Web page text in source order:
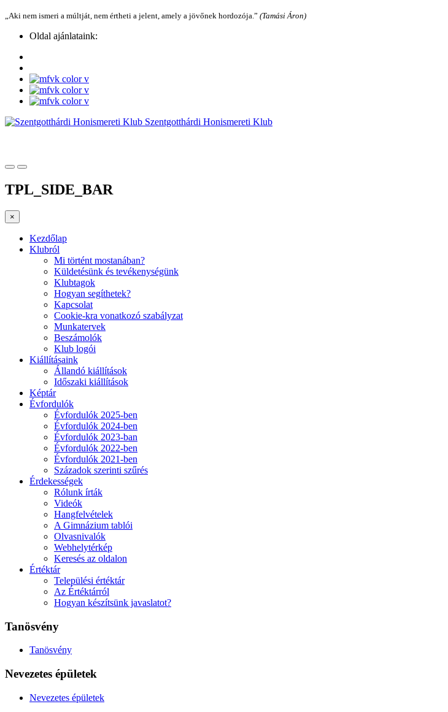
„Aki nem ismeri a múltját, nem értheti a jelent, amely a jövőnek hordozója.” (Tamási Áron)
Oldal ajánlataink:
Szentgotthárdi Honismereti Klub
TPL_SIDE_BAR
×
Kezdőlap
Klubról
Mi történt mostanában?
Küldetésünk és tevékenységünk
Klubtagok
Hogyan segíthetek?
Kapcsolat
Cookie-kra vonatkozó szabályzat
Munkatervek
Beszámolók
Klub logói
Kiállításaink
Állandó kiállítások
Időszaki kiállítások
Képtár
Évfordulók
Évfordulók 2025-ben
Évfordulók 2024-ben
Évfordulók 2023-ban
Évfordulók 2022-ben
Évfordulók 2021-ben
Századok szerinti szűrés
Érdekességek
Rólunk írták
Videók
Hangfelvételek
A Gimnázium tablói
Olvasnivalók
Webhelytérkép
Keresés az oldalon
Értéktár
Települési értéktár
Az Értéktárról
Hogyan készítsünk javaslatot?
Tanösvény
Tanösvény
Nevezetes épületek
Nevezetes épületek